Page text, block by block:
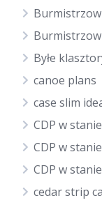
Byłe
canoe plans
case slim
CDP w
CDP w
CDP w
cedar strip